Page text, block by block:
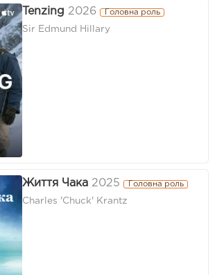
Tenzing 2026 Головна роль
Sir Edmund Hillary
Життя Чака 2025 Головна роль
Charles 'Chuck' Krantz